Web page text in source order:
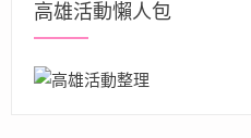
高雄活動懶人包